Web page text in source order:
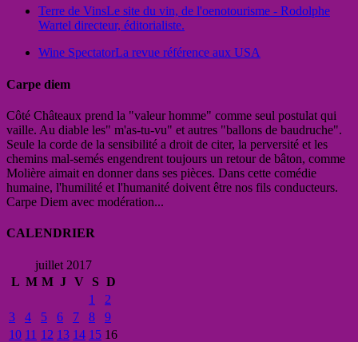
Terre de VinsLe site du vin, de l'oenotourisme - Rodolphe
Wartel directeur, éditorialiste.
Wine SpectatorLa revue référence aux USA
Carpe diem
Côté Châteaux prend la "valeur homme" comme seul postulat qui
vaille. Au diable les" m'as-tu-vu" et autres "ballons de baudruche".
Seule la corde de la sensibilité a droit de citer, la perversité et les
chemins mal-semés engendrent toujours un retour de bâton, comme
Molière aimait en donner dans ses pièces. Dans cette comédie
humaine, l'humilité et l'humanité doivent être nos fils conducteurs.
Carpe Diem avec modération...
CALENDRIER
juillet 2017
L M M J V S D
1
2
3
4 5 6 7 8
9
10 11 12 13 14 15 16